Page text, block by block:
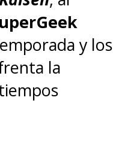
de Japón
(Remolino
por una
El manga
y los
la